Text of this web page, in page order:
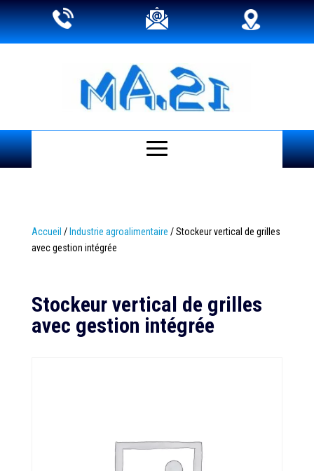
Accueil / Industrie agroalimentaire / Stockeur vertical de grilles
avec gestion intégrée
Stockeur vertical de grilles
avec gestion intégrée